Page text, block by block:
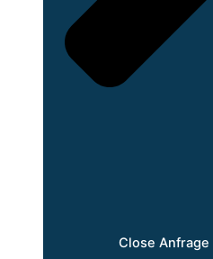
Close